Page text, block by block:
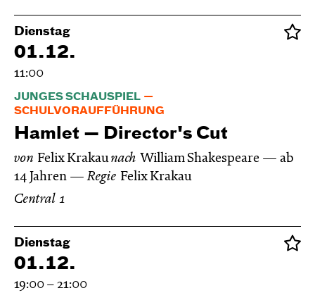
Dienstag
01.12.
11:00
JUNGES SCHAUSPIEL
SCHULVORAUFFÜHRUNG
Hamlet — Director's Cut
von Felix Krakaunach William Shakespeare
ab
14 Jahren
Regie Felix Krakau
Central 1
Dienstag
01.12.
19:00 – 21:00